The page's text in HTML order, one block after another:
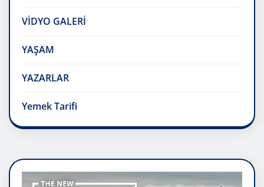
VİDYO GALERİ
YAŞAM
YAZARLAR
Yemek Tarifi